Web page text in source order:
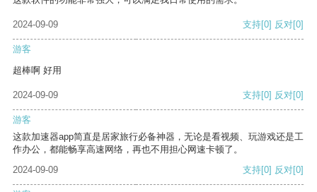
2024-09-09 支持[0] 反对[0]
游客
超棒啊 好用
2024-09-09 支持[0] 反对[0]
游客
这款加速器app简直是居家旅行必备神器，无论是看视频、玩游戏还是工
作办公，都能畅享高速网络，再也不用担心网速卡顿了。
2024-09-09
支持[0] 反对[0]